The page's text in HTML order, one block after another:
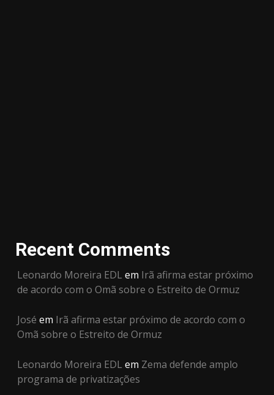
Recent Comments
Leonardo Moreira EDL em Irã afirma estar próximo
de acordo com o Omã sobre o Estreito de Ormuz
José em Irã afirma estar próximo de acordo com o
Omã sobre o Estreito de Ormuz
Leonardo Moreira EDL em Zema defende amplo
programa de privatizações